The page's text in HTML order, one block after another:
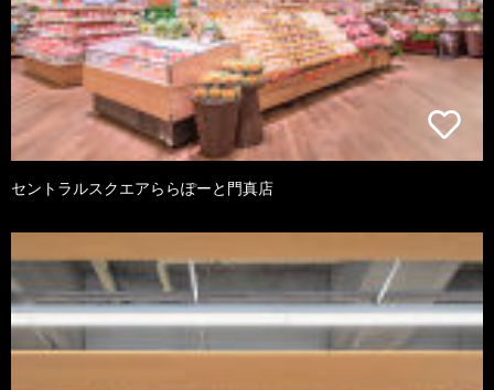
セントラルスクエアららぽーと門真店